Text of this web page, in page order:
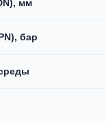
мм
бар